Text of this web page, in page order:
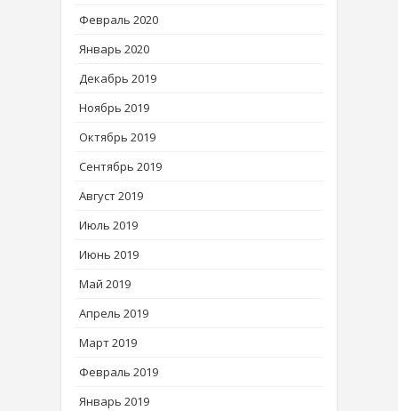
Февраль 2020
Январь 2020
Декабрь 2019
Ноябрь 2019
Октябрь 2019
Сентябрь 2019
Август 2019
Июль 2019
Июнь 2019
Май 2019
Апрель 2019
Март 2019
Февраль 2019
Январь 2019